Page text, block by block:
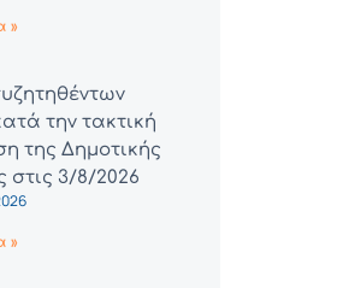
»
την τακτική
της Δημοτικής
στις 3/8/2026
»